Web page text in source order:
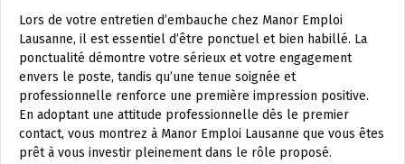
Lors de votre entretien d’embauche chez Manor Emploi
Lausanne, il est essentiel d’être ponctuel et bien habillé. La
ponctualité démontre votre sérieux et votre engagement
envers le poste, tandis qu’une tenue soignée et
professionnelle renforce une première impression positive.
En adoptant une attitude professionnelle dès le premier
contact, vous montrez à Manor Emploi Lausanne que vous êtes
prêt à vous investir pleinement dans le rôle proposé.